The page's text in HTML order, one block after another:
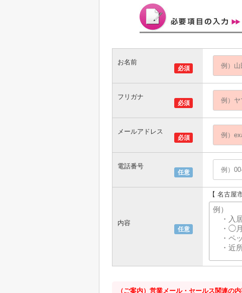
必須
お名前
必須
フリガナ
必須
メールアドレス
任意
電話番号
任意
内容
【 名古屋
（ご案内）営業メール・セールス関連の